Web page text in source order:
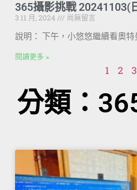
365攝影挑戰 20241103(
3 11 月, 2024
尚無留言
說明： 下午，小悠悠繼續看奧
閱讀更多 »
1 2 3
分類：